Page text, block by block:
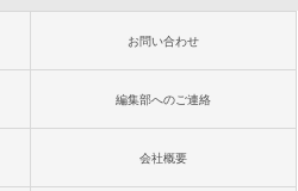
お問い合わせ
編集部へのご連絡
会社概要